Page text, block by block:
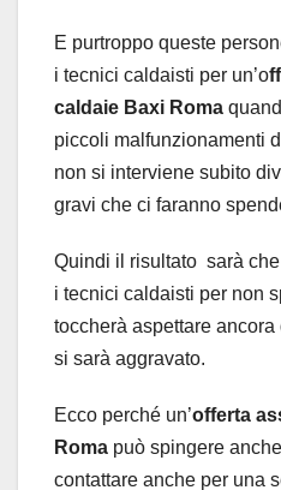
E purtroppo queste
i tecnici caldaisti per un’o
caldaie Baxi Roma
piccoli malfunzionamenti
non si interviene subito
gravi che ci faranno
Quindi il risultato sarà
i tecnici caldaisti per non
toccherà aspettare
si sarà aggravato.
Ecco perché un’offerta
Roma può spingere
contattare anche per una